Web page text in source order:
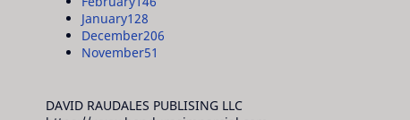
January128
December206
November51
DAVID RAUDALES PUBLISING LLC